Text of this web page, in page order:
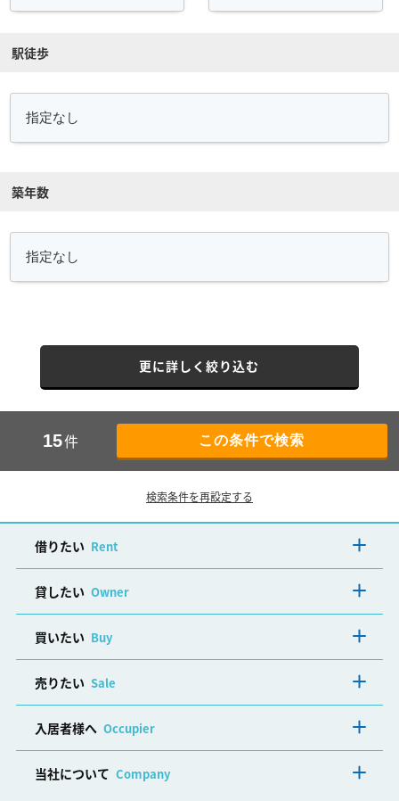
駅徒歩
築年数
更に詳しく絞り込む
15件
検索条件を再設定する
借りたい Rent
貸したい Owner
買いたい Buy
売りたい Sale
入居者様へ Occupier
当社について Company